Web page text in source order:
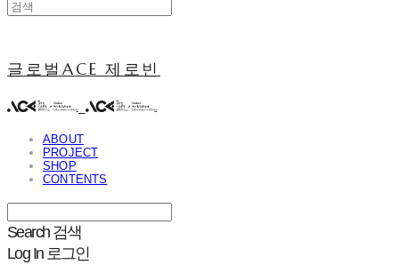
글로벌ACE 제로빈
ABOUT
PROJECT
SHOP
CONTENTS
Search 검색
Log In 로그인